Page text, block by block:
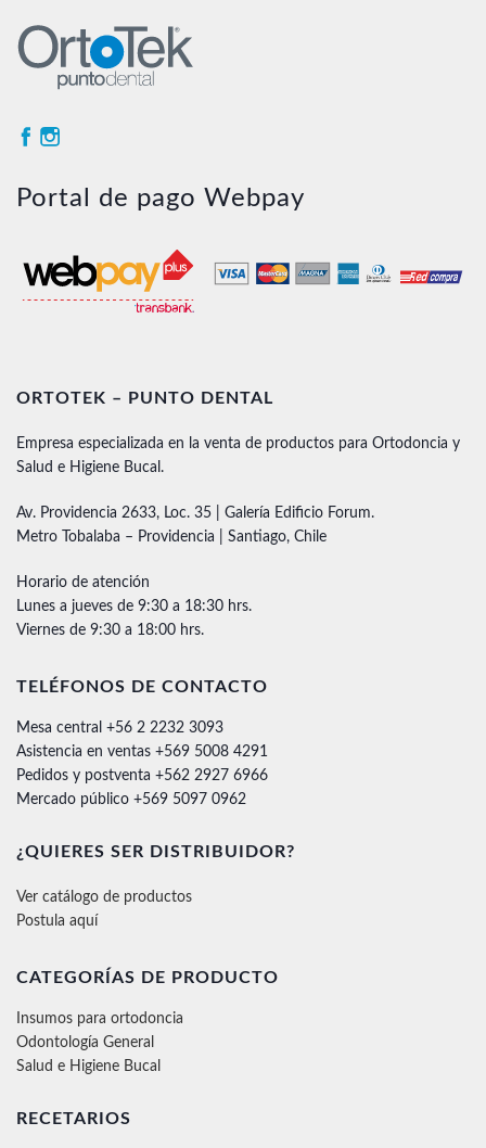
Portal de pago Webpay
ORTOTEK – PUNTO DENTAL
Empresa especializada en la venta de productos para Ortodoncia y
Salud e Higiene Bucal.
Av. Providencia 2633, Loc. 35 | Galería Edificio Forum.
Metro Tobalaba – Providencia | Santiago, Chile
Horario de atención
Lunes a jueves de 9:30 a 18:30 hrs.
Viernes de 9:30 a 18:00 hrs.
TELÉFONOS DE CONTACTO
Mesa central +56 2 2232 3093
Asistencia en ventas +569 5008 4291
Pedidos y postventa +562 2927 6966
Mercado público +569 5097 0962
¿QUIERES SER DISTRIBUIDOR?
Ver catálogo de productos
Postula aquí
CATEGORÍAS DE PRODUCTO
Insumos para ortodoncia
Odontología General
Salud e Higiene Bucal
RECETARIOS